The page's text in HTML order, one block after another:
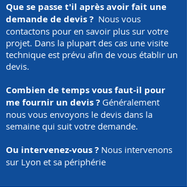
Que se passe t'il après avoir fait une
demande de devis ? Nous vous
contactons pour en savoir plus sur votre
projet. Dans la plupart des cas une visite
technique est prévu afin de vous établir un
devis.
Combien de temps vous faut-il pour
me fournir un devis ? Généralement
nous vous envoyons le devis dans la
semaine qui suit votre demande.
Ou intervenez-vous ? Nous intervenons
sur Lyon et sa périphérie